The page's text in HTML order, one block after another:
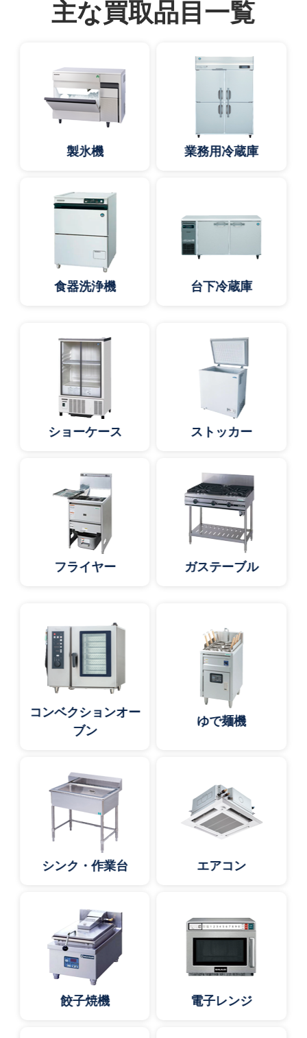
主な買取品目一覧
製氷機 業務用冷蔵庫
食器洗浄機 台下冷蔵庫
ショーケース ストッカー
フライヤー ガステーブル
コンベクションオー
ブン
ゆで麺機
シンク・作業台 エアコン
餃子焼機 電子レンジ